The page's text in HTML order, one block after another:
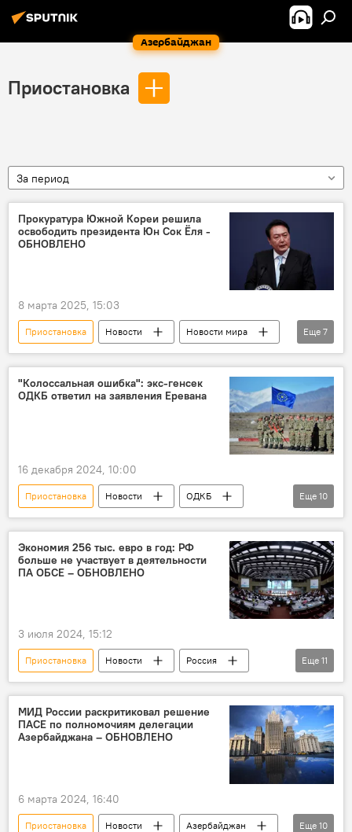
Азербайджан
Приостановка
За период
Прокуратура Южной Кореи решила
освободить президента Юн Сок Ёля -
ОБНОВЛЕНО
8 марта 2025, 15:03
Приостановка Новости
Новости мира
Южная Корея
Президент
Военное положение
Парламент
Политические силы
Импичмент
Еще 7
"Колоссальная ошибка": экс-генсек
ОДКБ ответил на заявления Еревана
16 декабря 2024, 10:00
Приостановка Новости
ОДКБ
Россия
Николай Бордюжа
Армения
Ответ
Членство
комментарий
Москва
Ереван
Еще 10
Экономия 256 тыс. евро в год: РФ
больше не участвует в деятельности
ПА ОБСЕ – ОБНОВЛЕНО
3 июля 2024, 15:12
Приостановка Новости
Россия
Совет федерации РФ
Государственная дума РФ
ПА ОБСЕ
Участие
Антироссийские санкции
взносы
невыплата
Еще 11
МИД России раскритиковал решение
ПАСЕ по полномочиям делегации
Азербайджана – ОБНОВЛЕНО
6 марта 2024, 16:40
Приостановка Новости
Азербайджан
Еще 10